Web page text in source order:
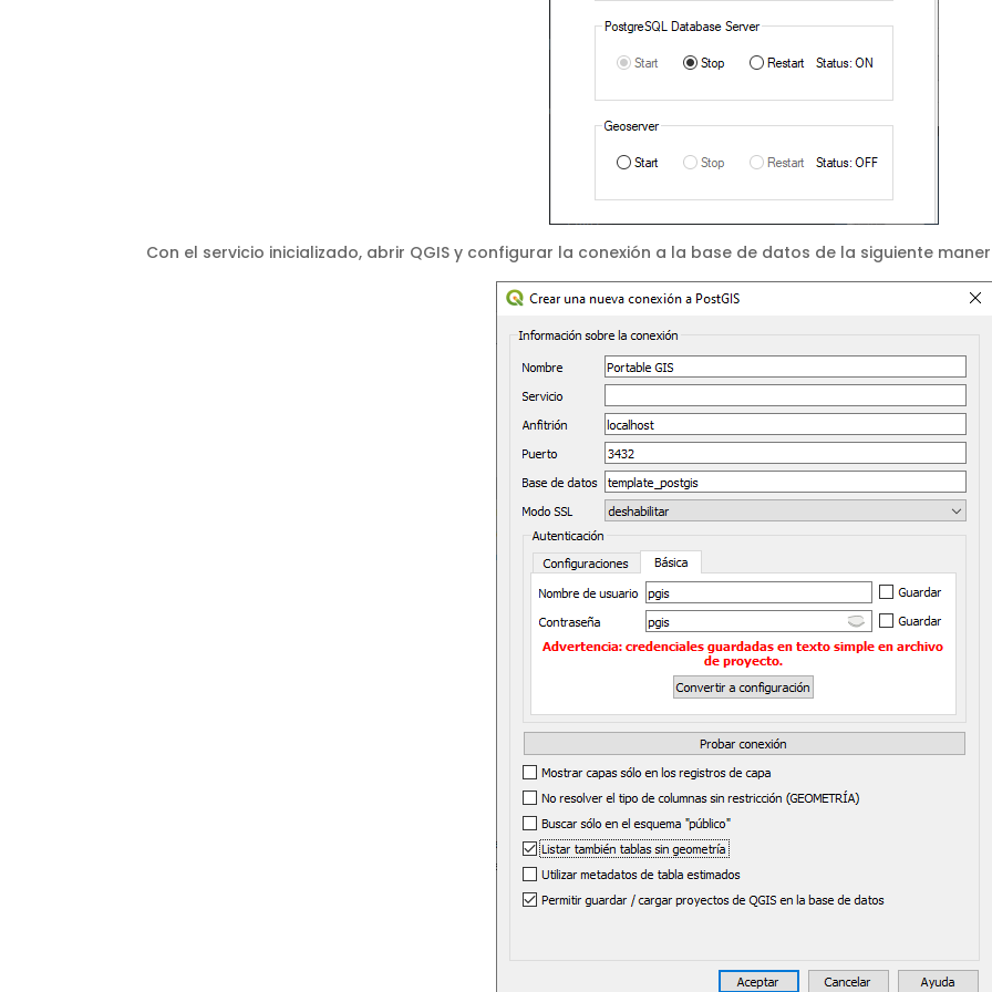
Con el servicio inicializado, abrir QGIS y configurar la conexión a la base de datos de la siguiente